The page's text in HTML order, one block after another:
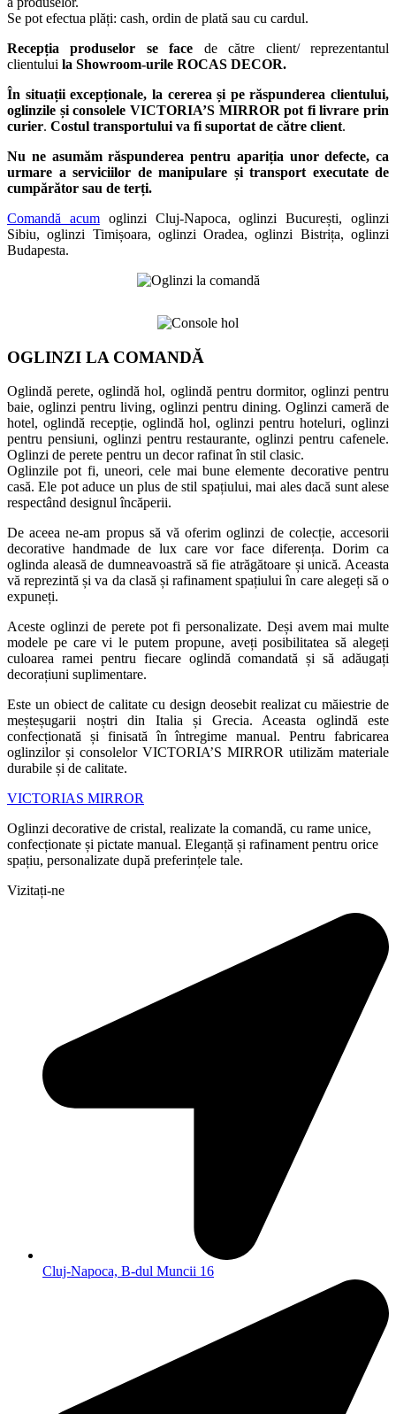
Se pot efectua plăți: cash, ordin de plată sau cu cardul.
Recepția produselor se face de către client/ reprezentantul
clientului la Showroom-urile ROCAS DECOR.
În situații excepționale, la cererea și pe răspunderea clientului,
oglinzile și consolele VICTORIA’S MIRROR pot fi livrare prin
curier. Costul transportului va fi suportat de către client.
Nu ne asumăm răspunderea pentru apariția unor defecte, ca
urmare a serviciilor de manipulare și transport executate de
cumpărător sau de terți.
Comandă acumoglinzi Cluj-Napoca, oglinzi București, oglinzi
Sibiu, oglinzi Timișoara, oglinzi Oradea, oglinzi Bistrița, oglinzi
Budapesta.
OGLINZI LA COMANDĂ
Oglindă perete, oglindă hol, oglindă pentru dormitor, oglinzi pentru
baie, oglinzi pentru living, oglinzi pentru dining. Oglinzi cameră de
hotel, oglindă recepție, oglindă hol, oglinzi pentru hoteluri, oglinzi
pentru pensiuni, oglinzi pentru restaurante, oglinzi pentru cafenele.
Oglinzi de perete pentru un decor rafinat în stil clasic.
Oglinzile pot fi, uneori, cele mai bune elemente decorative pentru
casă. Ele pot aduce un plus de stil spațiului, mai ales dacă sunt alese
respectând designul încăperii.
De aceea ne-am propus să vă oferim oglinzi de colecție, accesorii
decorative handmade de lux care vor face diferența. Dorim ca
oglinda aleasă de dumneavoastră să fie atrăgătoare și unică. Aceasta
vă reprezintă și va da clasă și rafinament spațiului în care alegeți să o
expuneți.
Aceste oglinzi de perete pot fi personalizate. Deși avem mai multe
modele pe care vi le putem propune, aveți posibilitatea să alegeți
culoarea ramei pentru fiecare oglindă comandată și să adăugați
decorațiuni suplimentare.
Este un obiect de calitate cu design deosebit realizat cu măiestrie de
meșteșugarii noștri din Italia și Grecia. Aceasta oglindă este
confecționată și finisată în întregime manual. Pentru fabricarea
oglinzilor și consolelor VICTORIA’S MIRROR utilizăm materiale
durabile și de calitate.
VICTORIAS MIRROR
Oglinzi decorative de cristal, realizate la comandă, cu rame unice,
confecționate și pictate manual. Eleganță și rafinament pentru orice
spațiu, personalizate după preferințele tale.
Vizitați-ne
Cluj-Napoca, B-dul Muncii 16